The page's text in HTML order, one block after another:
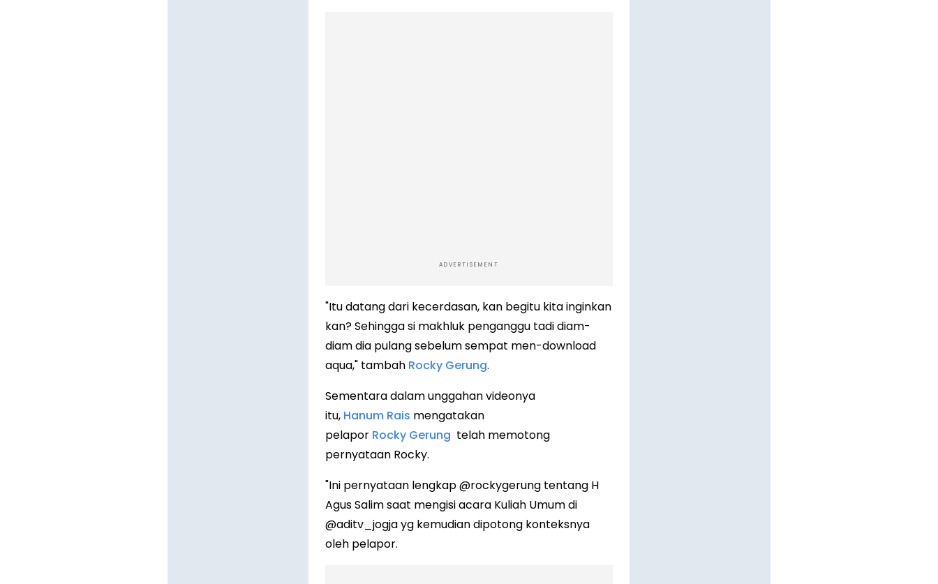
ADVERTISEMENT
"Itu datang dari kecerdasan, kan begitu kita inginkan
kan? Sehingga si makhluk penganggu tadi diam-
diam dia pulang sebelum sempat men-download
aqua," tambah Rocky Gerung.
Sementara dalam unggahan videonya
itu, Hanum Rais mengatakan
pelapor Rocky Gerung telah memotong
pernyataan Rocky.
"Ini pernyataan lengkap @rockygerung tentang H
Agus Salim saat mengisi acara Kuliah Umum di
@aditv_jogja yg kemudian dipotong konteksnya
oleh pelapor.